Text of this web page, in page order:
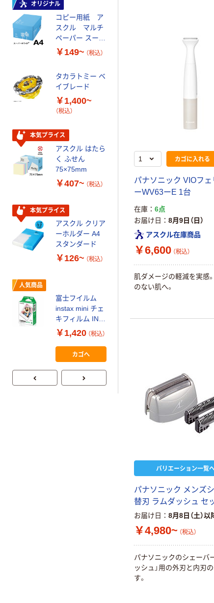
カゴに入れる
パナソニック VIOフェ
ーWV63ーE 1台
在庫
6点
お届け日
8月9日（日）
アスクル在庫商品
￥6,600 （税込）
肌ダメージの軽減を実感
のない肌へ。
バリエーション一覧へ
パナソニック メンズ
替刃 ラムダッシュ セ
お届け日 8月8日（土）以
￥4,980~ （税込）
パナソニックのシェーバ
ッシュ」用の外刃と内刃
す。
オリジナル
コピー用紙 ア
スクル マルチ
ペーパー スーパ
ーホワイト+
￥149~ （税込）
タカラトミー ベ
イブレード
￥1,400~
（税込）
本気プライス
アスクル はたら
く ふせん
75×75mm
￥407~ （税込）
本気プライス
アスクル クリア
ーホルダー A4
スタンダード
￥126~ （税込）
人気商品
富士フイルム
instax mini チェ
キフィルム INS
MINI JP1 1パッ
ク（10枚入り）
￥1,420 （税込）
カゴへ
透明 高密度タイ
プ 詰替用 バイ
オマス素材10％
乾電池 単3
ケージ アスク
￥140~ （税込）
本気プライス
ティッシュペー
パー ボックス
150組 5箱入 ア
スクル スマート
コンパクト ビ
ビッド PEFC認
オリジナル
ルチペーパー
ミー+
￥149~ （税込）
【ガムテープ】ア